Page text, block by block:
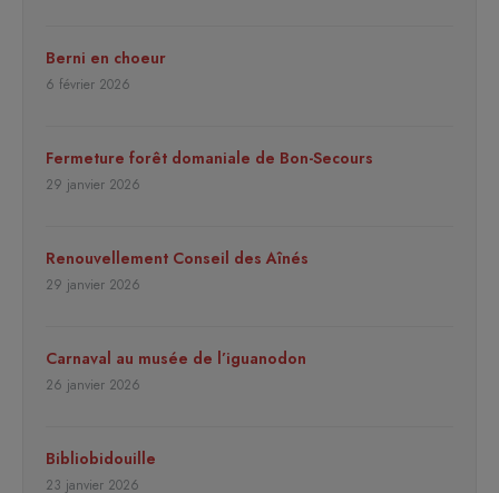
Berni en choeur
6 février 2026
Fermeture forêt domaniale de Bon-Secours
29 janvier 2026
Renouvellement Conseil des Aînés
29 janvier 2026
Carnaval au musée de l’iguanodon
26 janvier 2026
Bibliobidouille
23 janvier 2026